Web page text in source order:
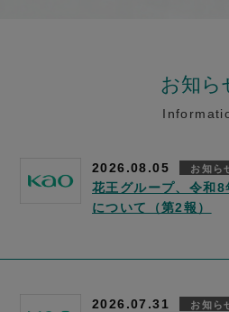
お知ら
2026.08.05 お知ら
花王グループ、令和
について（第2報）
2026.07.31 お知ら